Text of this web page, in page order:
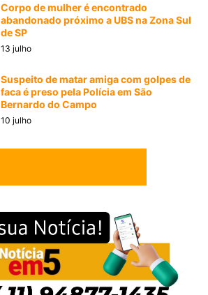
Corpo de mulher é encontrado
abandonado próximo a UBS na Zona Sul
de SP
13 julho
Suspeito de matar amiga com golpes de
faca é preso pela Polícia em São
Bernardo do Campo
10 julho